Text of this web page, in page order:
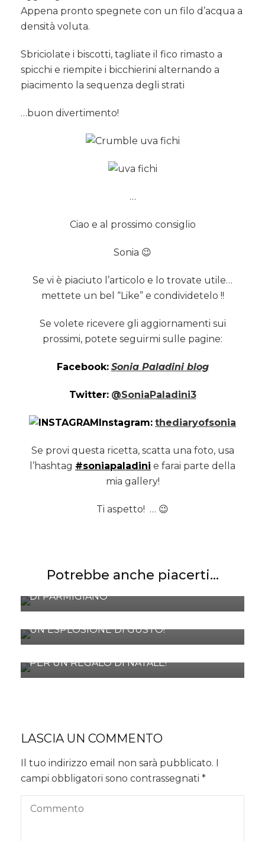
Appena pronto spegnete con un filo d’acqua a
densità voluta.
Sbriciolate i biscotti, tagliate il fico rimasto a
spicchi e riempite i bicchierini alternando a
piacimento la sequenza degli strati
…buon divertimento!
…
Ciao e al prossimo consiglio
Sonia 😉
Se vi è piaciuto l’articolo e lo trovate utile…
mettete un bel “Like” e condividetelo !!
Se volete ricevere gli aggiornamenti sui
prossimi, potete seguirmi sulle pagine:
Facebook: Sonia Paladini blog
Twitter: @SoniaPaladini3
Instagram: thediaryofsonia
Se provi questa ricetta, scatta una foto, usa
l’hashtag #soniapaladini e farai parte della
mia gallery!
Ti aspetto! … 😉
Potrebbe anche piacerti...
TAGLIATELLE DI CRESPELLE SU FONDUTA
DI PARMIGIANO
UN ESPLOSIONE DI GUSTO!
PER UN REGALO DI NATALE!
LASCIA UN COMMENTO
Il tuo indirizzo email non sarà pubblicato. I
campi obbligatori sono contrassegnati *